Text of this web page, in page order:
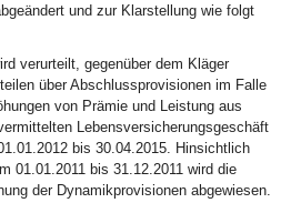
und zur Klarstellung wie folgt
verurteilt, gegenüber dem Kläger
über Abschlussprovisionen im Falle
von Prämie und Leistung aus
Lebensversicherungsgeschäft
bis 30.04.2015. Hinsichtlich
01.01.2011 bis 31.12.2011 wird die
der Dynamikprovisionen abgewiesen.